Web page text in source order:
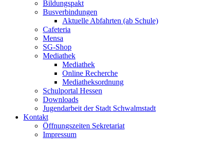
Bildungspakt
Busverbindungen
Aktuelle Abfahrten (ab Schule)
Cafeteria
Mensa
SG-Shop
Mediathek
Mediathek
Online Recherche
Mediatheksordnung
Schulportal Hessen
Downloads
Jugendarbeit der Stadt Schwalmstadt
Kontakt
Öffnungszeiten Sekretariat
Impressum